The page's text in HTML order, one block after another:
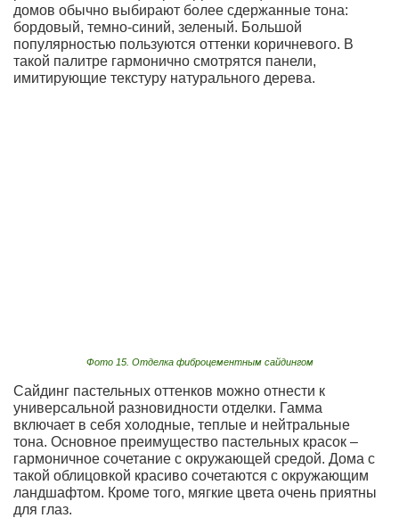
домов обычно выбирают более сдержанные тона:
бордовый, темно-синий, зеленый. Большой
популярностью пользуются оттенки коричневого. В
такой палитре гармонично смотрятся панели,
имитирующие текстуру натурального дерева.
Фото 15. Отделка фиброцементным сайдингом
Сайдинг пастельных оттенков можно отнести к
универсальной разновидности отделки. Гамма
включает в себя холодные, теплые и нейтральные
тона. Основное преимущество пастельных красок –
гармоничное сочетание с окружающей средой. Дома с
такой облицовкой красиво сочетаются с окружающим
ландшафтом. Кроме того, мягкие цвета очень приятны
для глаз.